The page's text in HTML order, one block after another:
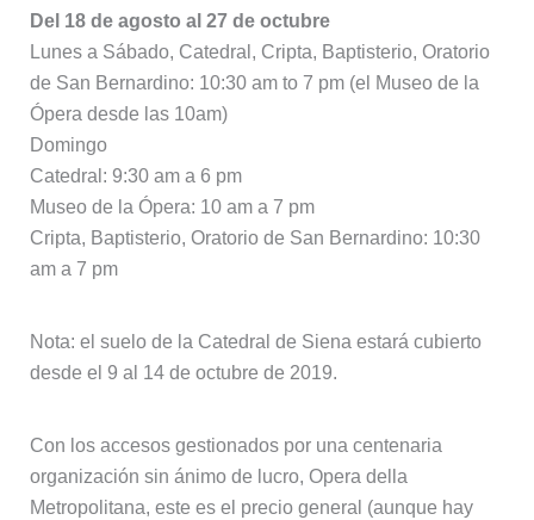
Del 18 de agosto al 27 de octubre
Lunes a Sábado, Catedral, Cripta, Baptisterio, Oratorio
de San Bernardino: 10:30 am to 7 pm (el Museo de la
Ópera desde las 10am)
Domingo
Catedral: 9:30 am a 6 pm
Museo de la Ópera: 10 am a 7 pm
Cripta, Baptisterio, Oratorio de San Bernardino: 10:30
am a 7 pm
Nota: el suelo de la Catedral de Siena estará cubierto
desde el 9 al 14 de octubre de 2019.
Con los accesos gestionados por una centenaria
organización sin ánimo de lucro, Opera della
Metropolitana, este es el precio general (aunque hay